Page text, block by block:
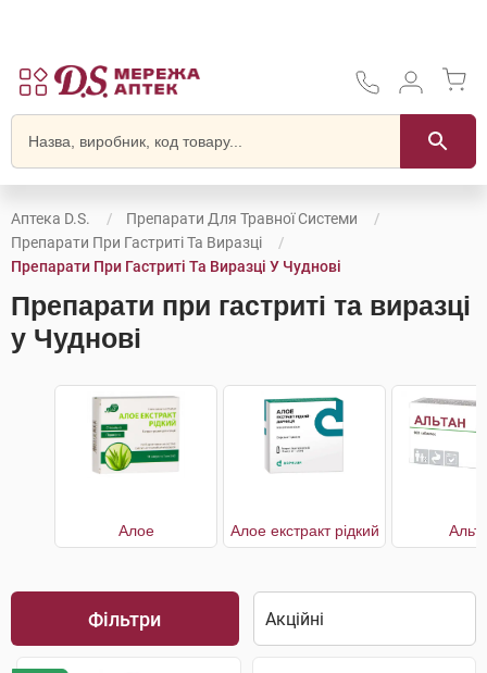
Аптека D.S.
Препарати Для Травної Системи
Препарати При Гастриті Та Виразці
Препарати При Гастриті Та Виразці У Чуднові
Препарати при гастриті та виразці
у Чуднові
Алое Алое екстракт рідкий
Фільтри